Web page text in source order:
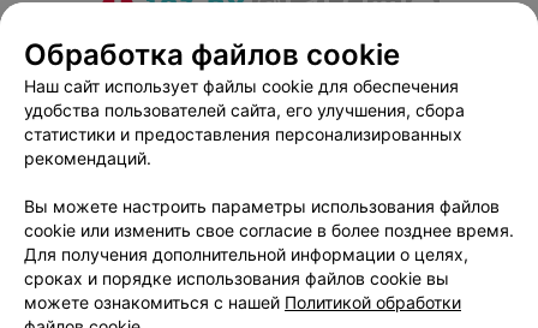
О проекте Новости проекта
Размещение рекламы
Медицинский маркетинг
Публичный договор
Пользовательское соглашение
Способы оплаты
Вакансии
Партнеры
Написать в поддержку
Персональные настройки cookie
Обработка персональных данных
Обработка файлов cookie
Наш сайт использует файлы cookie для обеспечения
удобства пользователей сайта, его улучшения, сбора
статистики и предоставления персонализированных
рекомендаций.
Вы можете настроить параметры использования файлов
cookie или изменить свое согласие в более позднее время.
Для получения дополнительной информации о целях,
сроках и порядке использования файлов cookie вы
можете ознакомиться с нашей Политикой обработки